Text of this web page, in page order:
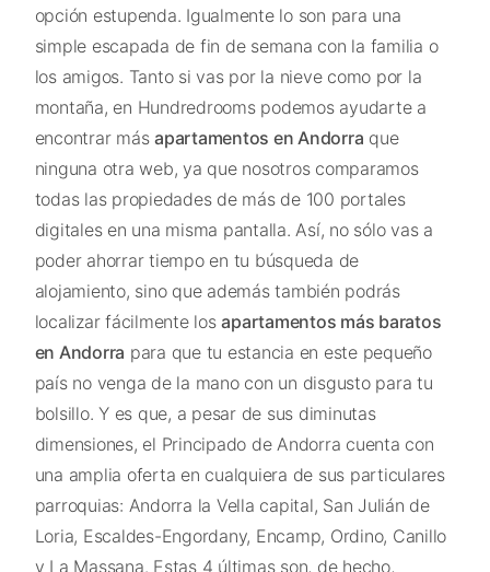
opción estupenda. Igualmente lo son para una
simple escapada de fin de semana con la familia o
los amigos. Tanto si vas por la nieve como por la
montaña, en Hundredrooms podemos ayudarte a
encontrar más apartamentos en Andorra que
ninguna otra web, ya que nosotros comparamos
todas las propiedades de más de 100 portales
digitales en una misma pantalla. Así, no sólo vas a
poder ahorrar tiempo en tu búsqueda de
alojamiento, sino que además también podrás
localizar fácilmente losapartamentos más baratos
en Andorra para que tu estancia en este pequeño
país no venga de la mano con un disgusto para tu
bolsillo. Y es que, a pesar de sus diminutas
dimensiones, el Principado de Andorra cuenta con
una amplia oferta en cualquiera de sus particulares
parroquias: Andorra la Vella capital, San Julián de
Loria, Escaldes-Engordany, Encamp, Ordino, Canillo
y La Massana. Estas 4 últimas son, de hecho,